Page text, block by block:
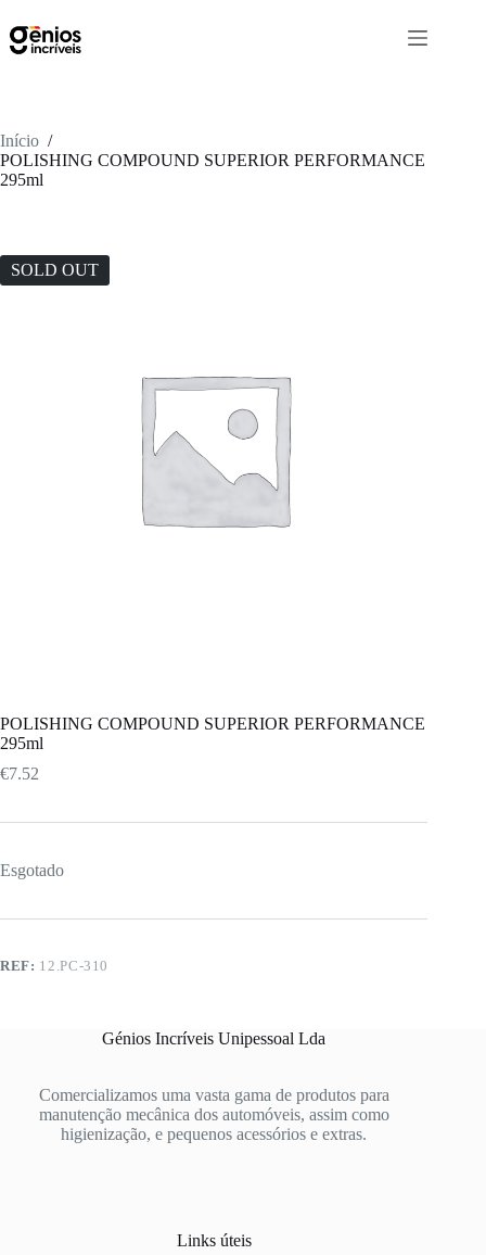
Início /
POLISHING COMPOUND SUPERIOR PERFORMANCE
295ml
SOLD OUT
POLISHING COMPOUND SUPERIOR PERFORMANCE
295ml
€7.52
Esgotado
REF: 12.PC-310
Génios Incríveis Unipessoal Lda
Comercializamos uma vasta gama de produtos para
manutenção mecânica dos automóveis, assim como
higienização, e pequenos acessórios e extras.
Links úteis